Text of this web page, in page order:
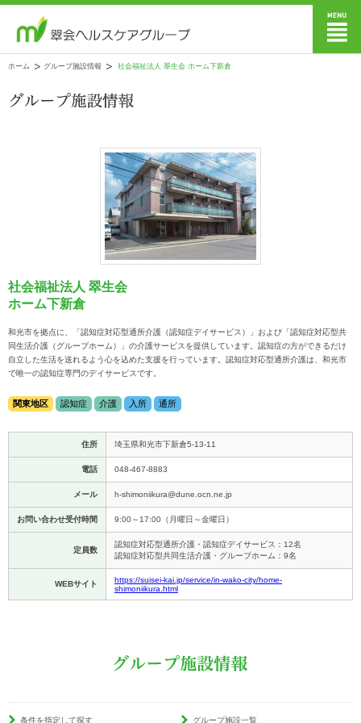
ホーム グループ施設情報 社会福祉法人 翠生会 ホーム下新倉
社会福祉法人 翠生会
ホーム下新倉
和光市を拠点に、「認知症対応型通所介護（認知症デイサービス）」および「認知症対応型共
同生活介護（グループホーム）」の介護サービスを提供しています。認知症の方ができるだけ
自立した生活を送れるよう心を込めた支援を行っています。認知症対応型通所介護は、和光市
で唯一の認知症専門のデイサービスです。
関東地区 認知症 介護 入所 通所
住所 埼玉県和光市下新倉5-13-11
電話 048-467-8883
メール h-shimoniikura@dune.ocn.ne.jp
お問い合わせ受付時間 9:00～17:00（月曜日～金曜日）
定員数
認知症対応型通所介護・認知症デイサービス：12名
認知症対応型共同生活介護・グループホーム：9名
WEBサイト
https://suisei-kai.jp/service/in-wako-city/home-
shimoniikura.html
条件を指定して探す グループ施設一覧